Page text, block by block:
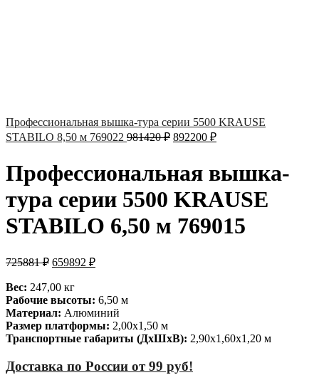
Профессиональная вышка-тура серии 5500 KRAUSE
STABILO 8,50 м 769022 981420₽ 892200 ₽
Профессиональная вышка-
тура серии 5500 KRAUSE
STABILO 6,50 м 769015
725881₽ 659892 ₽
Вес: 247,00 кг
Рабочие высоты: 6,50 м
Материал: Алюминий
Размер платформы: 2,00х1,50 м
Транспортные габариты (ДхШхВ): 2,90х1,60х1,20 м
Доставка по России от 99 руб!